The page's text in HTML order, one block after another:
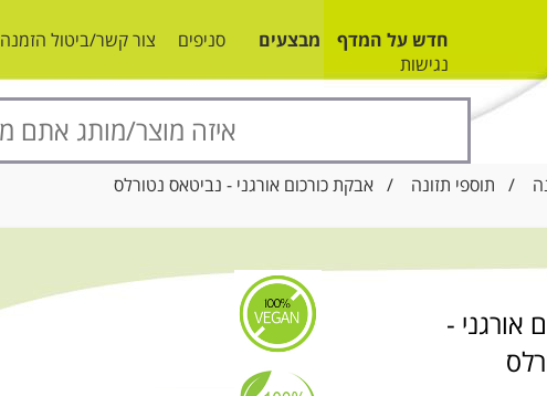
חדש על המדף מבצעים סניפים צור קשר/ביטול הזמנה
נגישות
/ תוספי תזונה / אבקת כורכום אורגני - נביטאס נטורלס
אורגני -